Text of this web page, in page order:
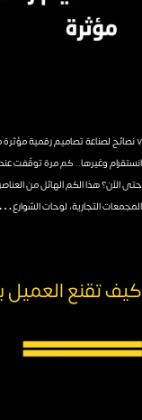
٧ نصائح لصناعة تصاميم رقمية
انستقرام وغيرها.. كم مرة توقّفت
حتى الآن؟ هذا الكم الهائل من
المجمعات التجارية، لوحات
كيف تقنع